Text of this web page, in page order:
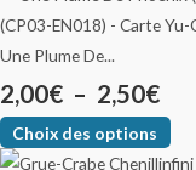
Une Plume De...
2,00€ – 2,50€
Choix des options